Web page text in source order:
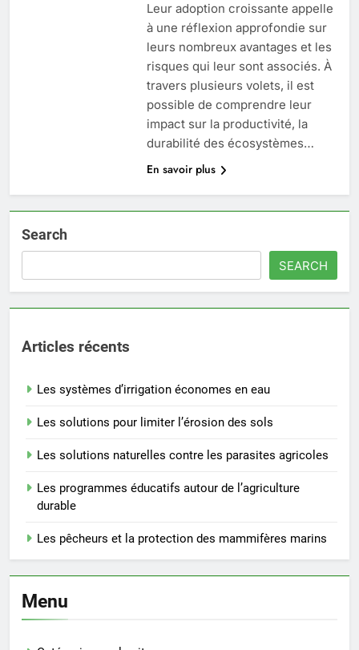
Leur adoption croissante appelle
à une réflexion approfondie sur
leurs nombreux avantages et les
risques qui leur sont associés. À
travers plusieurs volets, il est
possible de comprendre leur
impact sur la productivité, la
durabilité des écosystèmes…
En savoir plus
Search
SEARCH
Articles récents
Les systèmes d’irrigation économes en eau
Les solutions pour limiter l’érosion des sols
Les solutions naturelles contre les parasites agricoles
Les programmes éducatifs autour de l’agriculture
durable
Les pêcheurs et la protection des mammifères marins
Menu